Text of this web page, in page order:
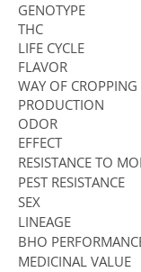
GENOTYPE
THC
LIFE CYCLE
FLAVOR
WAY OF CROPPING
PRODUCTION
ODOR
EFFECT
RESISTANCE TO
PEST RESISTANCE
SEX
LINEAGE
BHO
MEDICINAL VALUE